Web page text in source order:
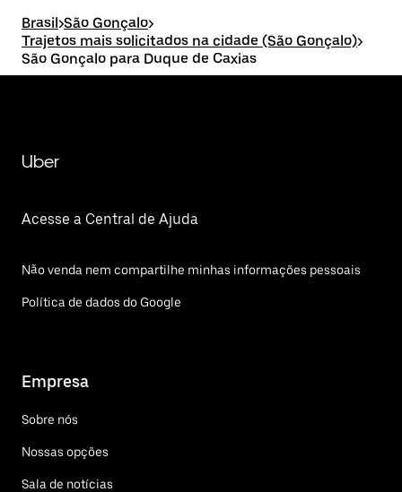
Brasil>São Gonçalo>
Trajetos mais solicitados na cidade (São Gonçalo)>
São Gonçalo para Duque de Caxias
Uber
Acesse a Central de Ajuda
Não venda nem compartilhe minhas informações pessoais
Política de dados do Google
Empresa
Sobre nós
Nossas opções
Sala de notícias